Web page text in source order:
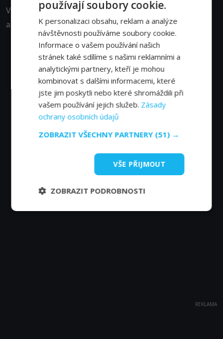
Vůbec poprvé v historii lidstva se daří získávat vzorky z
asteroidů, nebo je dokonce vychýlit z kurzu.
REKLAMA
používají soubory cookie.
K personalizaci obsahu, reklam a analýze
návštěvnosti používáme soubory cookie.
Informace o vašem používání našich
stránek také sdílíme s našimi reklamními a
analytickými partnery, kteří je mohou
kombinovat s dalšími informacemi, které
jste jim poskytli nebo které shromáždili při
vašem používání jejich služeb. Zásady
ochrany osobních údajů
ZOBRAZIT VŠECHNY PARTNERY (51) →
VŠE PŘIJMOUT
ZOBRAZIT PODROBNOSTI